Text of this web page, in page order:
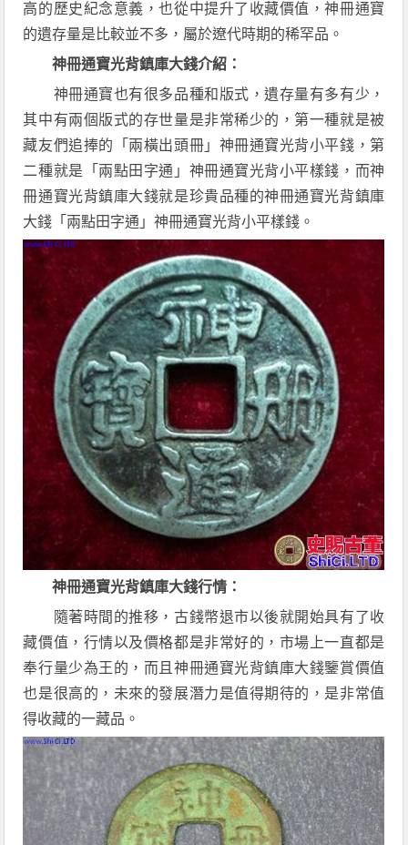
高的歷史紀念意義，也從中提升了收藏價值，神冊通寶
的遺存量是比較並不多，屬於遼代時期的稀罕品。
神冊通寶光背鎮庫大錢介紹：
神冊通寶也有很多品種和版式，遺存量有多有少，
其中有兩個版式的存世量是非常稀少的，第一種就是被
藏友們追捧的「兩橫出頭冊」神冊通寶光背小平錢，第
二種就是「兩點田字通」神冊通寶光背小平樣錢，而神
冊通寶光背鎮庫大錢就是珍貴品種的神冊通寶光背鎮庫
大錢「兩點田字通」神冊通寶光背小平樣錢。
神冊通寶光背鎮庫大錢行情：
隨著時間的推移，古錢幣退市以後就開始具有了收
藏價值，行情以及價格都是非常好的，市場上一直都是
奉行量少為王的，而且神冊通寶光背鎮庫大錢鑒賞價值
也是很高的，未來的發展潛力是值得期待的，是非常值
得收藏的一藏品。